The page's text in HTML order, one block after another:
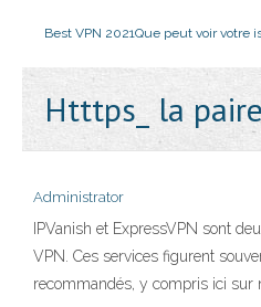
Best VPN 2021Que peut voir votre
Htttps_ la
Administrator
IPVanish et ExpressVPN sont
VPN. Ces services figurent
recommandés, y compris ici sur